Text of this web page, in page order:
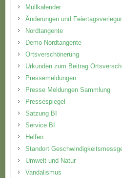
Müllkalender
Änderungen und
Nordtangente
Demo Nordtangente
Ortsverschönerung
Urkunden zum Beitrag
Pressemeldungen
Presse Meldungen Sammlung
Pressespiegel
Satzung BI
Service BI
Helfen
Standort
Umwelt und Natur
Vandalismus